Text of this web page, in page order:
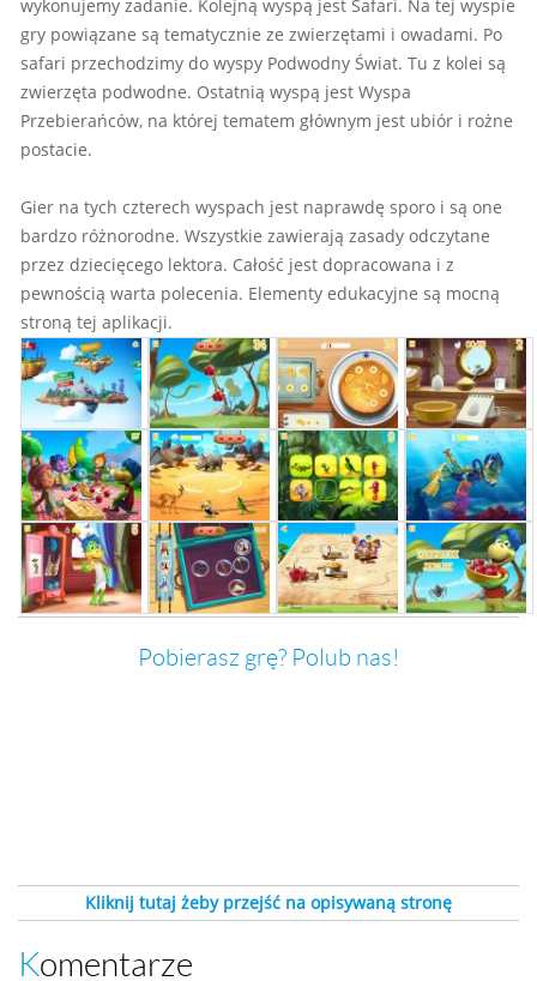
wykonujemy zadanie. Kolejną wyspą jest Safari. Na tej wyspie
gry powiązane są tematycznie ze zwierzętami i owadami. Po
safari przechodzimy do wyspy Podwodny Świat. Tu z kolei są
zwierzęta podwodne. Ostatnią wyspą jest Wyspa
Przebierańców, na której tematem głównym jest ubiór i rożne
postacie.
Gier na tych czterech wyspach jest naprawdę sporo i są one
bardzo różnorodne. Wszystkie zawierają zasady odczytane
przez dziecięcego lektora. Całość jest dopracowana i z
pewnością warta polecenia. Elementy edukacyjne są mocną
stroną tej aplikacji.
Pobierasz grę? Polub nas!
Kliknij tutaj żeby przejść na opisywaną stronę
Komentarze